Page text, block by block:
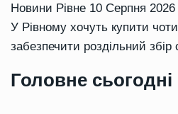
Новини Рівне 10 Серпня 2026
У Рівному хочуть купити
забезпечити роздільний збір
Головне сьогодні